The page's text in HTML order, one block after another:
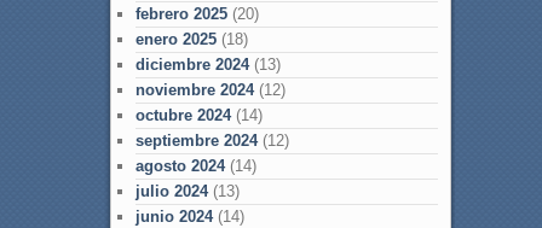
febrero 2025(20)
enero 2025(18)
diciembre 2024(13)
noviembre 2024(12)
octubre 2024(14)
septiembre 2024(12)
agosto 2024(14)
julio 2024(13)
junio 2024(14)